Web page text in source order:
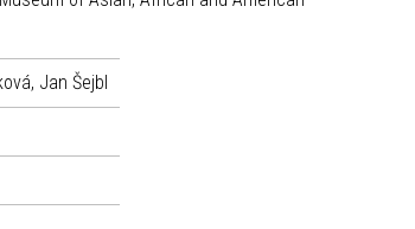
Jan Šejbl